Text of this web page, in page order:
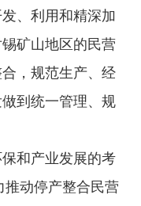
、利用和精深加
矿山地区的民营
，规范生产、经
到统一管理、规
和产业发展的考
推动停产整合民营